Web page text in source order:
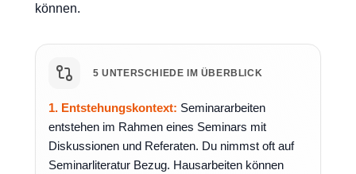
können.
5 UNTERSCHIEDE IM ÜBERBLICK
1. Entstehungskontext: Seminararbeiten
entstehen im Rahmen eines Seminars mit
Diskussionen und Referaten. Du nimmst oft auf
Seminarliteratur Bezug. Hausarbeiten können